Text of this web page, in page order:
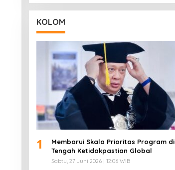
KOLOM
1
Membarui Skala Prioritas Program di
Tengah Ketidakpastian Global
Sabtu, 27 Juni 2026 | 12:06 WIB